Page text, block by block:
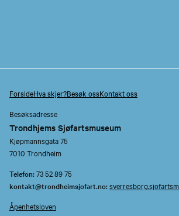
ForsideHva skjer?Besøk ossKontakt oss
Besøksadresse
Trondhjems Sjøfartsmuseum
Kjøpmannsgata 75
7010 Trondheim
Telefon:73 52 89 75
kontakt@trondheimsjofart.no:
Åpenhetsloven